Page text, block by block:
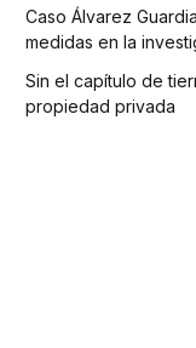
Caso Álvarez
medidas en la
Sin el capítulo de
propiedad privada